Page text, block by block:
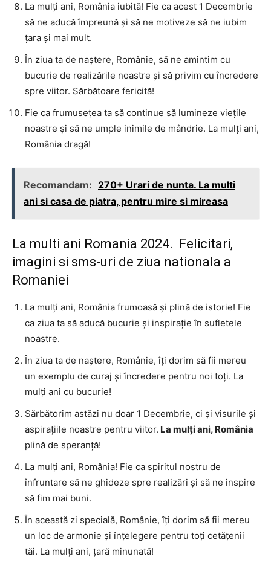
La mulți ani, România iubită! Fie ca acest 1 Decembrie
să ne aducă împreună și să ne motiveze să ne iubim
țara și mai mult.
În ziua ta de naștere, Românie, să ne amintim cu
bucurie de realizările noastre și să privim cu încredere
spre viitor. Sărbătoare fericită!
Fie ca frumusețea ta să continue să lumineze viețile
noastre și să ne umple inimile de mândrie. La mulți ani,
România dragă!
Recomandam: 270+ Urari de nunta. La multi
ani si casa de piatra, pentru mire si mireasa
La multi ani Romania 2024. Felicitari,
imagini si sms-uri de ziua nationala a
Romaniei
La mulți ani, România frumoasă și plină de istorie! Fie
ca ziua ta să aducă bucurie și inspirație în sufletele
noastre.
În ziua ta de naștere, Românie, îți dorim să fii mereu
un exemplu de curaj și încredere pentru noi toți. La
mulți ani cu bucurie!
Sărbătorim astăzi nu doar 1 Decembrie, ci și visurile și
aspirațiile noastre pentru viitor. La mulți ani, România
plină de speranță!
La mulți ani, România! Fie ca spiritul nostru de
înfruntare să ne ghideze spre realizări și să ne inspire
să fim mai buni.
În această zi specială, Românie, îți dorim să fii mereu
un loc de armonie și înțelegere pentru toți cetățenii
tăi. La mulți ani, țară minunată!